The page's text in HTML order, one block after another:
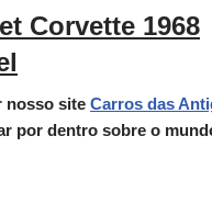
Corvette 1968
nosso site Carros das
por dentro sobre o